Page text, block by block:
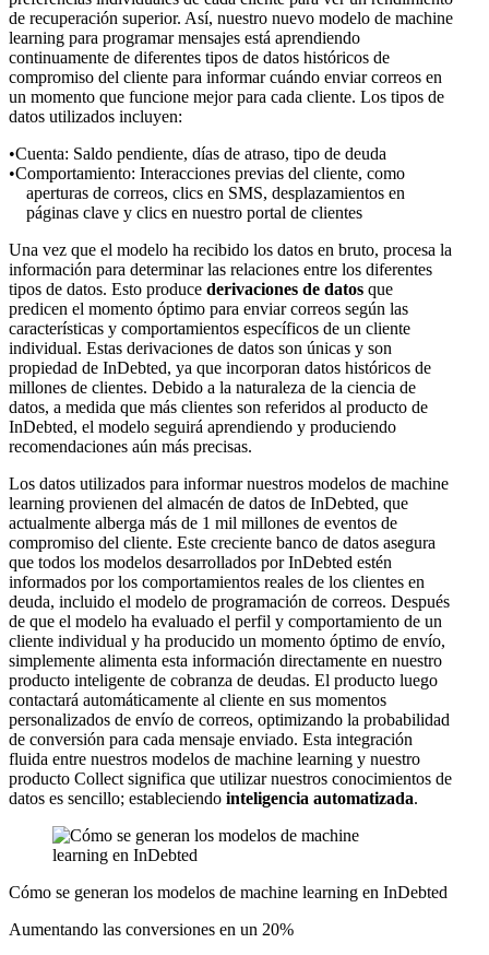
de recuperación superior. Así, nuestro nuevo modelo de machine
learning para programar mensajes está aprendiendo
continuamente de diferentes tipos de datos históricos de
compromiso del cliente para informar cuándo enviar correos en
un momento que funcione mejor para cada cliente. Los tipos de
datos utilizados incluyen:
Cuenta: Saldo pendiente, días de atraso, tipo de deuda
Comportamiento: Interacciones previas del cliente, como
aperturas de correos, clics en SMS, desplazamientos en
páginas clave y clics en nuestro portal de clientes
Una vez que el modelo ha recibido los datos en bruto, procesa la
información para determinar las relaciones entre los diferentes
tipos de datos. Esto produce derivaciones de datos que
predicen el momento óptimo para enviar correos según las
características y comportamientos específicos de un cliente
individual. Estas derivaciones de datos son únicas y son
propiedad de InDebted, ya que incorporan datos históricos de
millones de clientes. Debido a la naturaleza de la ciencia de
datos, a medida que más clientes son referidos al producto de
InDebted, el modelo seguirá aprendiendo y produciendo
recomendaciones aún más precisas.
Los datos utilizados para informar nuestros modelos de machine
learning provienen del almacén de datos de InDebted, que
actualmente alberga más de 1 mil millones de eventos de
compromiso del cliente. Este creciente banco de datos asegura
que todos los modelos desarrollados por InDebted estén
informados por los comportamientos reales de los clientes en
deuda, incluido el modelo de programación de correos. Después
de que el modelo ha evaluado el perfil y comportamiento de un
cliente individual y ha producido un momento óptimo de envío,
simplemente alimenta esta información directamente en nuestro
producto inteligente de cobranza de deudas. El producto luego
contactará automáticamente al cliente en sus momentos
personalizados de envío de correos, optimizando la probabilidad
de conversión para cada mensaje enviado. Esta integración
fluida entre nuestros modelos de machine learning y nuestro
producto Collect significa que utilizar nuestros conocimientos de
datos es sencillo; estableciendo inteligencia automatizada.
Cómo se generan los modelos de machine learning en InDebted
Aumentando las conversiones en un 20%